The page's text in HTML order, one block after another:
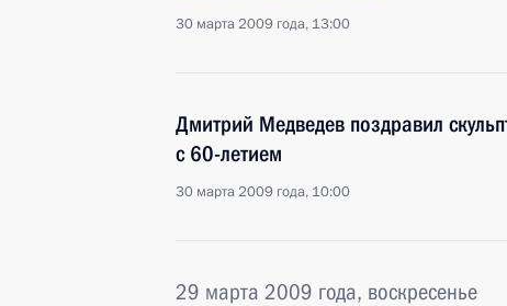
30 марта 2009 года, 13:00
Дмитрий Медведев поздравил
с 60-летием
30 марта 2009 года, 10:00
29 марта 2009 года, воскресенье